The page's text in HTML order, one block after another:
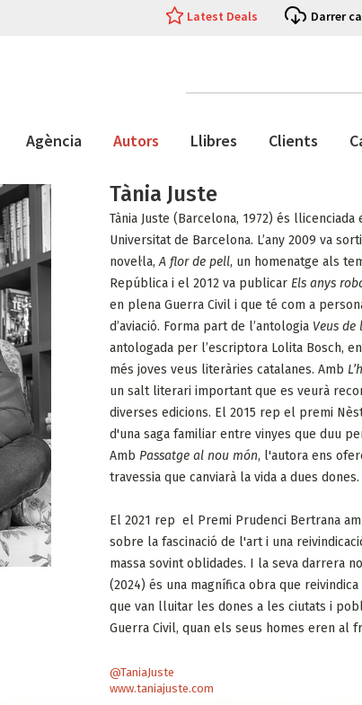
Latest Deals Darrer
Agència Autors Llibres Clients
Tània Juste
Tània Juste (Barcelona, 1972) és
Universitat de Barcelona. L’any 2009 va
novel·la,A flor de pell, un homenatge als
República i el 2012 va publicar Els anys
en plena Guerra Civil i que té com a
d’aviació. Forma part de l’antologia Veus
antologada per l’escriptora Lolita Bosch,
més joves veus literàries catalanes. Amb
un salt literari important que es veurà
diverses edicions. El 2015 rep el premi
d'una saga familiar entre vinyes que duu
Amb Passatge al nou món, l'autora ens
travessia que canviarà la vida a dues dones.
El 2021 rep el Premi Prudenci Bertrana
sobre la fascinació de l'art i una
massa sovint oblidades. I la seva darrera
(2024) és una magnífica obra que
que van lluitar les dones a les ciutats i
Guerra Civil, quan els seus homes eren al
@TaniaJuste
www.taniajuste.com